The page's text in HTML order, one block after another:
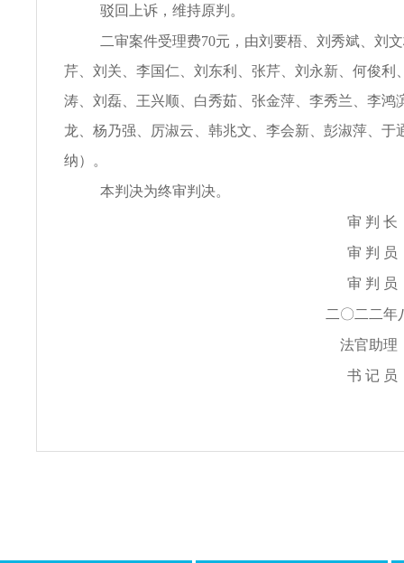
驳回上诉，维持原判。
二审案件受理费70元，由刘要梧、刘秀斌、刘
芹、刘关、李国仁、刘东利、张芹、刘永新、何俊利
涛、刘磊、王兴顺、白秀茹、张金萍、李秀兰、李鸿
龙、杨乃强、厉淑云、韩兆文、李会新、彭淑萍、于
纳）。
本判决为终审判决。
审 判
审 判
审 判
二〇二二年
法官助
书 记